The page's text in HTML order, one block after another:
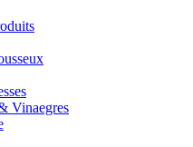
Vinaegres